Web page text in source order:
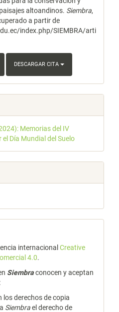
altoandinos. Siembra,
a partir de
index.php/SIEMBRA/arti
DESCARGAR CITA
Memorias del IV
Día Mundial del Suelo
internacional Creative
4.0.
Siembraconocen y aceptan
los derechos de copia
Siembrael derecho de